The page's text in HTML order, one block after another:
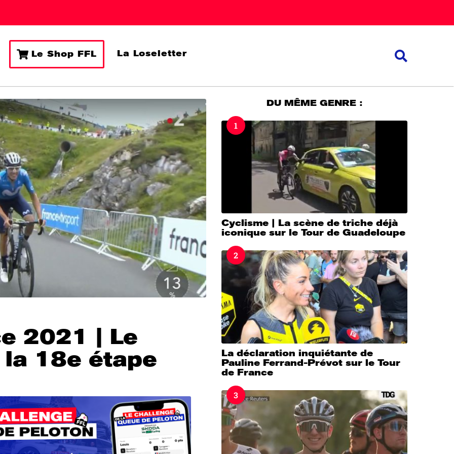
Le Shop FFL La Loseletter
2021 | Le
la 18e étape
DU MÊME GENRE :
1
Cyclisme | La scène de triche déjà
iconique sur le Tour de Guadeloupe
2
La déclaration inquiétante de
Pauline Ferrand-Prévot sur le Tour
de France
3